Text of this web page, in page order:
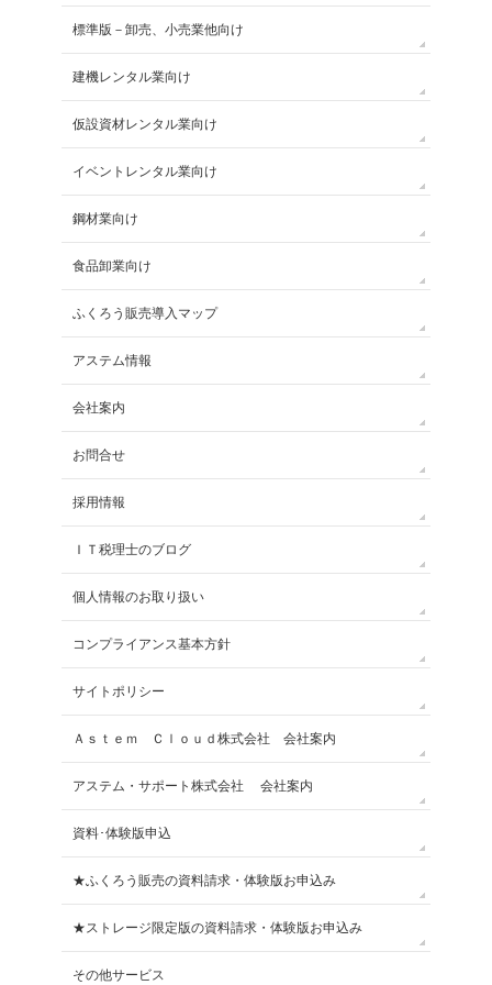
標準版－卸売、小売業他向け
建機レンタル業向け
仮設資材レンタル業向け
イベントレンタル業向け
鋼材業向け
食品卸業向け
ふくろう販売導入マップ
アステム情報
会社案内
お問合せ
採用情報
ＩＴ税理士のブログ
個人情報のお取り扱い
コンプライアンス基本方針
サイトポリシー
Ａｓｔｅｍ Ｃｌｏｕｄ株式会社 会社案内
アステム・サポート株式会社 会社案内
資料･体験版申込
★ふくろう販売の資料請求・体験版お申込み
★ストレージ限定版の資料請求・体験版お申込み
その他サービス